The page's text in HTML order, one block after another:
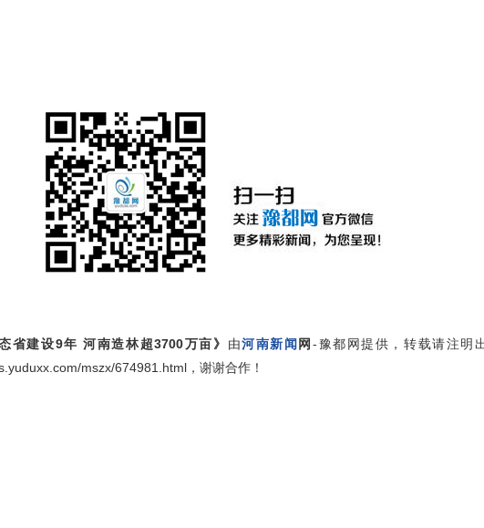
省建设9年 河南造林超3700万亩》 由河南新闻 网 -豫都网提供，转载请注明
mszx/674981.html，谢谢合作！